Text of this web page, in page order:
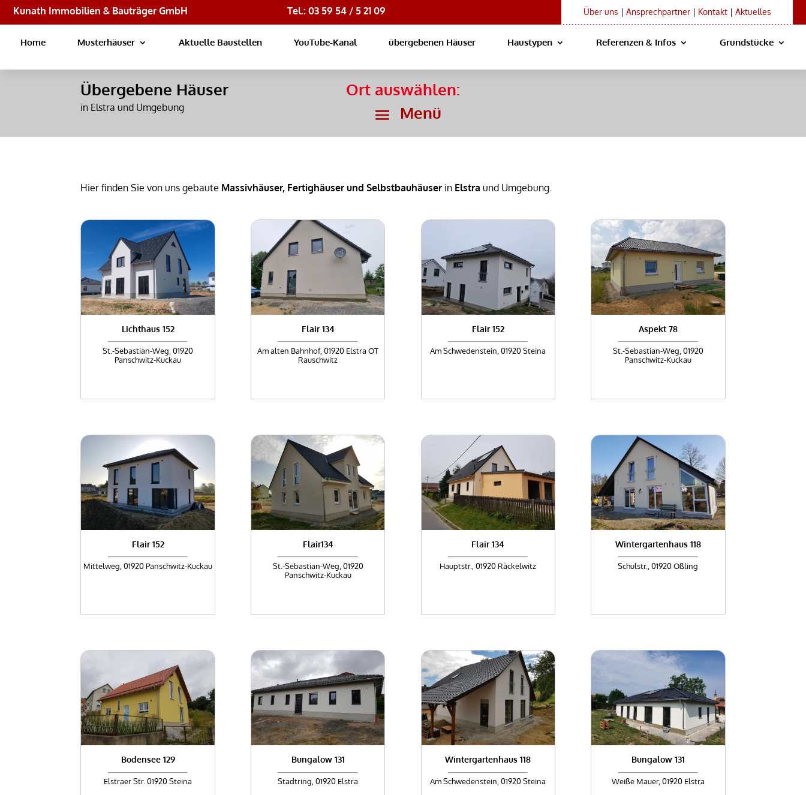
Kunath Immobilien & Bauträger GmbH Tel.: 03 59 54 / 5 21 09 Über uns | Ansprechpartner| Kontakt| Aktuelles
Home Musterhäuser Aktuelle Baustellen YouTube-Kanal übergebenen Häuser Haustypen Referenzen & Infos Grundstücke
Übergebene Häuser
in Elstra und Umgebung
Ort auswählen:
Hier finden Sie von uns gebaute Massivhäuser, Fertighäuser und Selbstbauhäuser in Elstra und Umgebung.
Lichthaus 152
St.-Sebastian-Weg, 01920
Panschwitz-Kuckau
Flair 134
Am alten Bahnhof, 01920 Elstra OT
Rauschwitz
Flair 152
Am Schwedenstein, 01920 Steina
Aspekt 78
St.-Sebastian-Weg, 01920
Panschwitz-Kuckau
Flair 152
Mittelweg, 01920 Panschwitz-Kuckau
Flair134
St.-Sebastian-Weg, 01920
Panschwitz-Kuckau
Flair 134
Hauptstr., 01920 Räckelwitz
Wintergartenhaus 118
Schulstr., 01920 Oßling
Bodensee 129
Elstraer Str. 01920 Steina
Bungalow 131
Stadtring, 01920 Elstra
Wintergartenhaus 118
Am Schwedenstein, 01920 Steina
Bungalow 131
Weiße Mauer, 01920 Elstra